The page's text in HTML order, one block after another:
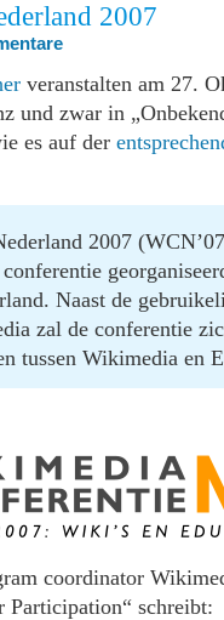
2007
veranstalten am 27.
und zwar in
es auf der
2007
Naast de
zal de conferentie
tussen Wikimedia en
coordinator
schreibt: